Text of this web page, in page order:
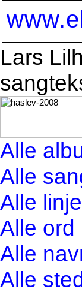
Lars
Alle
Alle
Alle
Alle ord
Alle
Alle